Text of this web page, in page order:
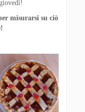
misurarsi su ciò